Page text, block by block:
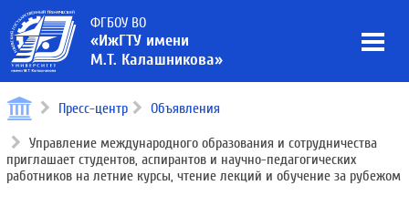
ФГБОУ ВО
«ИжГТУ имени
М.Т. Калашникова»
Пресс-центр Объявления
Управление международного образования и сотрудничества
приглашает студентов, аспирантов и научно-педагогических
работников на летние курсы, чтение лекций и обучение за рубежом